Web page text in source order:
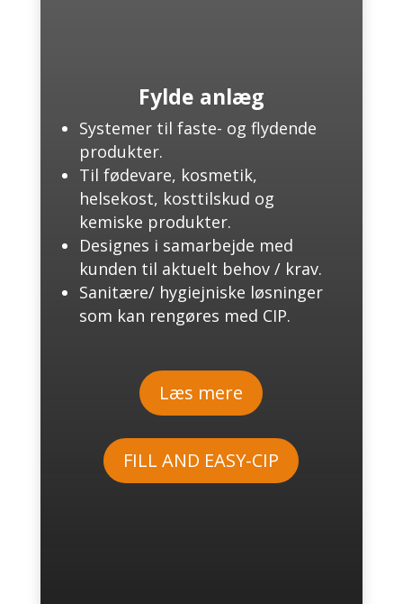
Fylde anlæg
Systemer til faste- og flydende
produkter.
Til fødevare, kosmetik,
helsekost, kosttilskud og
kemiske produkter.
Designes i samarbejde med
kunden til aktuelt behov / krav.
Sanitære/ hygiejniske løsninger
som kan rengøres med CIP.
Læs mere
FILL AND EASY-CIP